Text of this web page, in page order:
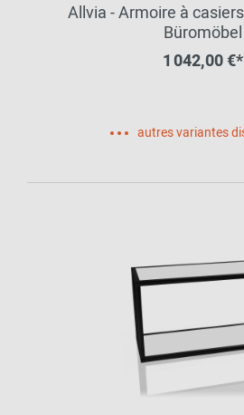
Allvia - Armoire à
Büromöbel
1 042,00 €*
autres variantes